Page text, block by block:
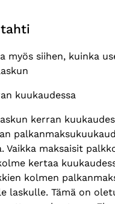
myös siihen, kuinka
kuukaudessa
kerran
Vaikka maksaisit
kertaa
kolmen
laskulle. Tämä on